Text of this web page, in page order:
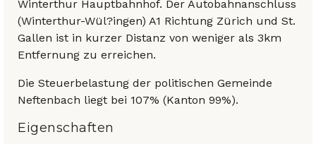
Winterthur Hauptbahnhof. Der Autobahnanschluss
(Winterthur-Wül?ingen) A1 Richtung Zürich und St.
Gallen ist in kurzer Distanz von weniger als 3km
Entfernung zu erreichen.
Die Steuerbelastung der politischen Gemeinde
Neftenbach liegt bei 107% (Kanton 99%).
Eigenschaften